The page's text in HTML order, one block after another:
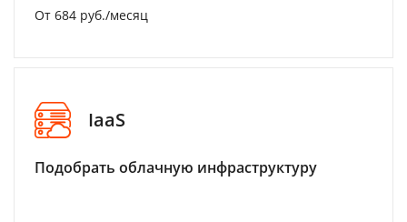
От 684 руб./месяц
IaaS
Подобрать облачную инфраструктуру